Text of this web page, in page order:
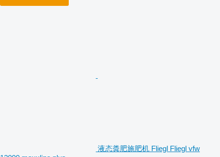
液态粪肥施肥机 Fliegl Fliegl vfw